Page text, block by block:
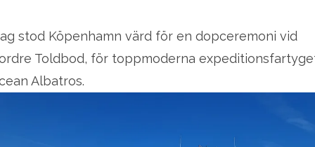
stod Köpenhamn värd för en dopceremoni vid
Toldbod, för toppmoderna
Albatros.